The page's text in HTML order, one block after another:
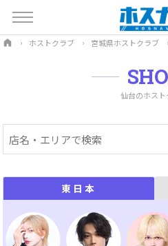
ホストクラブ 宮城県ホストクラブ
仙台のホスト
東日本